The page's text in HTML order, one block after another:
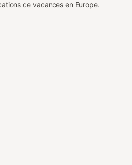
de vacances en Europe.